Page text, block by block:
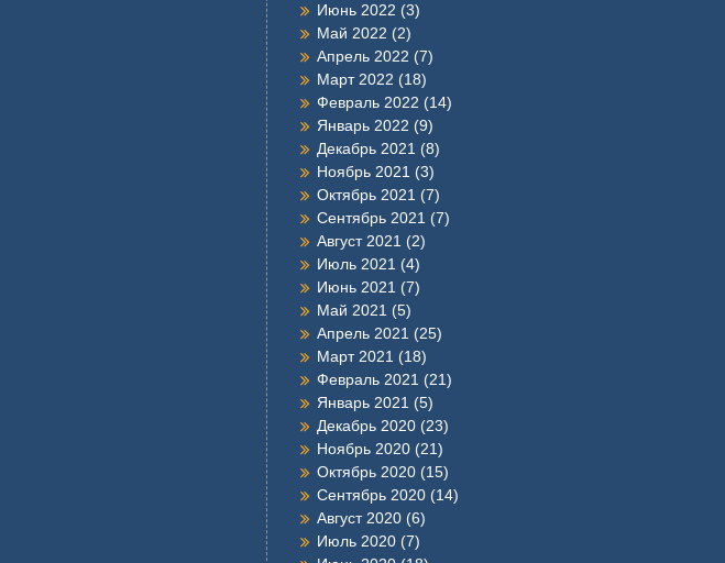
Июнь 2022 (3)
Май 2022 (2)
Апрель 2022 (7)
Март 2022 (18)
Февраль 2022 (14)
Январь 2022 (9)
Декабрь 2021 (8)
Ноябрь 2021 (3)
Октябрь 2021 (7)
Сентябрь 2021 (7)
Август 2021 (2)
Июль 2021 (4)
Июнь 2021 (7)
Май 2021 (5)
Апрель 2021 (25)
Март 2021 (18)
Февраль 2021 (21)
Январь 2021 (5)
Декабрь 2020 (23)
Ноябрь 2020 (21)
Октябрь 2020 (15)
Сентябрь 2020 (14)
Август 2020 (6)
Июль 2020 (7)